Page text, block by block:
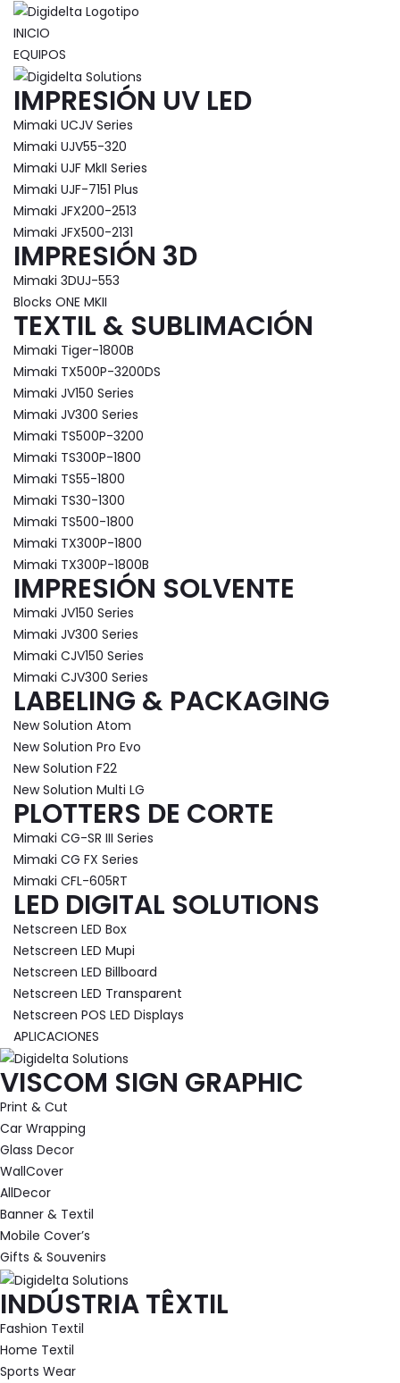
INICIO
EQUIPOS
IMPRESIÓN UV LED
Mimaki UCJV Series
Mimaki UJV55-320
Mimaki UJF MkII Series
Mimaki UJF-7151 Plus
Mimaki JFX200-2513
Mimaki JFX500-2131
IMPRESIÓN 3D
Mimaki 3DUJ-553
Blocks ONE MKII
TEXTIL & SUBLIMACIÓN
Mimaki Tiger-1800B
Mimaki TX500P-3200DS
Mimaki JV150 Series
Mimaki JV300 Series
Mimaki TS500P-3200
Mimaki TS300P-1800
Mimaki TS55-1800
Mimaki TS30-1300
Mimaki TS500-1800
Mimaki TX300P-1800
Mimaki TX300P-1800B
IMPRESIÓN SOLVENTE
Mimaki JV150 Series
Mimaki JV300 Series
Mimaki CJV150 Series
Mimaki CJV300 Series
LABELING & PACKAGING
New Solution Atom
New Solution Pro Evo
New Solution F22
New Solution Multi LG
PLOTTERS DE CORTE
Mimaki CG-SR III Series
Mimaki CG FX Series
Mimaki CFL-605RT
LED DIGITAL SOLUTIONS
Netscreen LED Box
Netscreen LED Mupi
Netscreen LED Billboard
Netscreen LED Transparent
Netscreen POS LED Displays
APLICACIONES
VISCOM SIGN GRAPHIC
Print & Cut
Car Wrapping
Glass Decor
WallCover
AllDecor
Banner & Textil
Mobile Cover’s
Gifts & Souvenirs
INDÚSTRIA TÊXTIL
Fashion Textil
Home Textil
Sports Wear